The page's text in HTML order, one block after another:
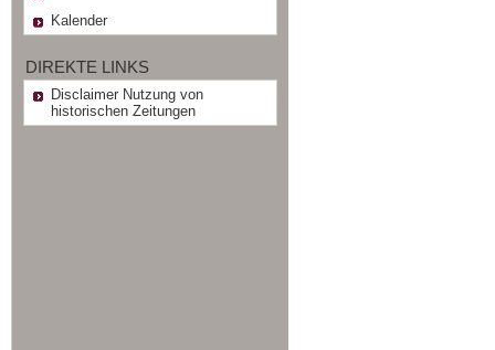
Kalender
DIREKTE LINKS
Disclaimer Nutzung von
historischen Zeitungen